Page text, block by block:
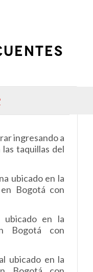
ingresando a
taquillas del
ubicado en la
Bogotá con
en la
Bogotá con
ubicado en la